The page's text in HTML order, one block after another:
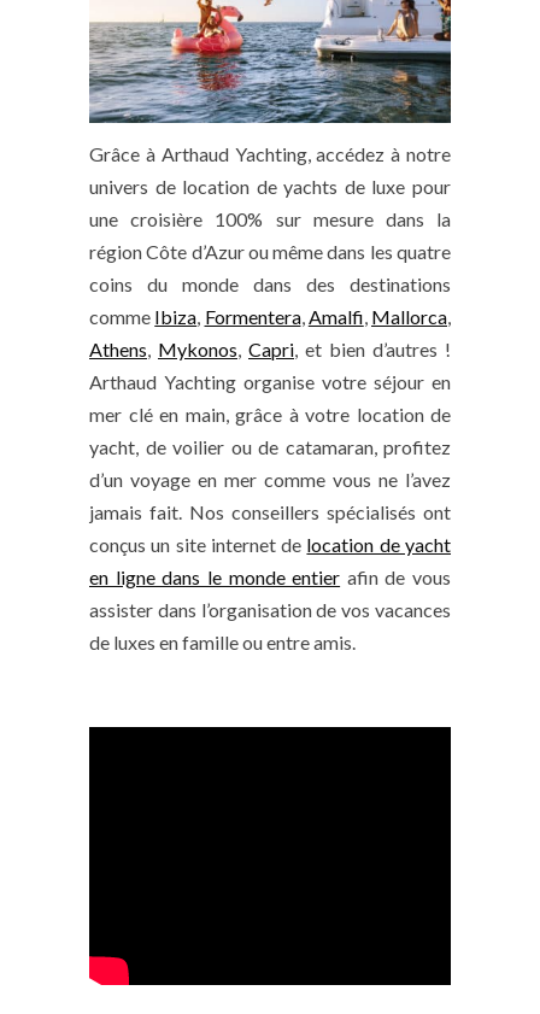
Grâce à Arthaud Yachting, accédez à notre
univers de location de yachts de luxe pour
une croisière 100% sur mesure dans la
région Côte d’Azur ou même dans les quatre
coins du monde dans des destinations
comme Ibiza, Formentera,Amalfi, Mallorca,
Athens, Mykonos, Capri, et bien d’autres !
Arthaud Yachting organise votre séjour en
mer clé en main, grâce à votre location de
yacht, de voilier ou de catamaran, profitez
d’un voyage en mer comme vous ne l’avez
jamais fait. Nos conseillers spécialisés ont
conçus un site internet de location de yacht
en ligne dans le monde entier afin de vous
assister dans l’organisation de vos vacances
de luxes en famille ou entre amis.